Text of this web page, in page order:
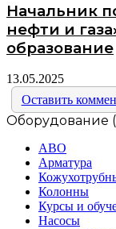
Начальник
нефти и
образование
13.05.2025
Оставить
Оборудование
АВО
Арматура
Колонны
Курсы и
Насосы